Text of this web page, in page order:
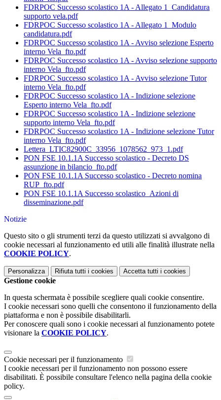
FDRPOC Successo scolastico 1A - Allegato 1_Candidatura
supporto vela.pdf
FDRPOC Successo scolastico 1A - Allegato 1_Modulo
candidatura.pdf
FDRPOC Successo scolastico 1A - Avviso selezione Esperto
interno Vela_fto.pdf
FDRPOC Successo scolastico 1A - Avviso selezione supporto
interno Vela_fto.pdf
FDRPOC Successo scolastico 1A - Avviso selezione Tutor
interno Vela_fto.pdf
FDRPOC Successo scolastico 1A - Indizione selezione
Esperto interno Vela_fto.pdf
FDRPOC Successo scolastico 1A - Indizione selezione
supporto interno Vela_fto.pdf
FDRPOC Successo scolastico 1A - Indizione selezione Tutor
interno Vela_fto.pdf
Lettera_LTIC82900C_33956_1078562_973_1.pdf
PON FSE 10.1.1A Successo scolastico - Decreto DS
assunzione in bilancio_fto.pdf
PON FSE 10.1.1A Successo scolastico - Decreto nomina
RUP_fto.pdf
PON FSE 10.1.1A Successo scolastico_Azioni di
disseminazione.pdf
Notizie
Questo sito o gli strumenti terzi da questo utilizzati si avvalgono di
cookie necessari al funzionamento ed utili alle finalità illustrate nella
COOKIE POLICY.
Personalizza Rifiuta tutti i cookies Accetta tutti i cookies
Gestione cookie
In questa schermata è possibile scegliere quali cookie consentire.
I cookie necessari sono quelli che consentono il funzionamento della
piattaforma e non è possibile disabilitarli.
Per conoscere quali sono i cookie necessari al funzionamento potete
visionare la COOKIE POLICY.
Cookie necessari per il funzionamento
I cookie necessari per il funzionamento non possono essere
disabilitati. È possibile consultare l'elenco nella pagina della cookie
policy.